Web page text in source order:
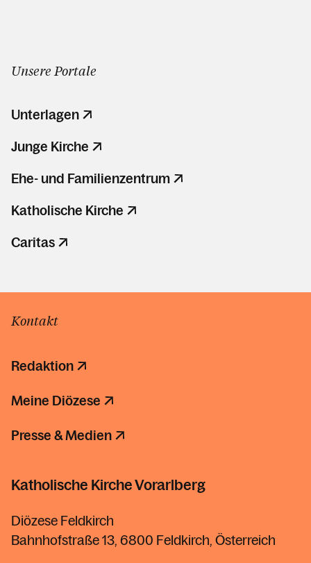
Unsere Portale
Unterlagen
Junge Kirche
Ehe- und Familienzentrum
Katholische Kirche
Caritas
Kontakt
Redaktion
Meine Diözese
Presse & Medien
Katholische Kirche Vorarlberg
Diözese Feldkirch
Bahnhofstraße 13, 6800 Feldkirch, Österreich